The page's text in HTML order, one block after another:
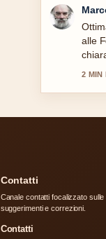
Contatti
Canale contatti focalizzato